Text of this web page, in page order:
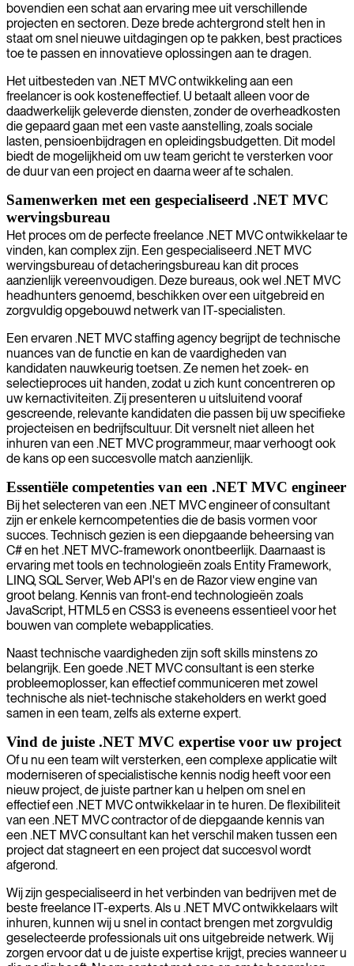
bovendien een schat aan ervaring mee uit verschillende
projecten en sectoren. Deze brede achtergrond stelt hen in
staat om snel nieuwe uitdagingen op te pakken, best practices
toe te passen en innovatieve oplossingen aan te dragen.
Het uitbesteden van .NET MVC ontwikkeling aan een
freelancer is ook kosteneffectief. U betaalt alleen voor de
daadwerkelijk geleverde diensten, zonder de overheadkosten
die gepaard gaan met een vaste aanstelling, zoals sociale
lasten, pensioenbijdragen en opleidingsbudgetten. Dit model
biedt de mogelijkheid om uw team gericht te versterken voor
de duur van een project en daarna weer af te schalen.
Samenwerken met een gespecialiseerd .NET MVC
wervingsbureau
Het proces om de perfecte freelance .NET MVC ontwikkelaar te
vinden, kan complex zijn. Een gespecialiseerd .NET MVC
wervingsbureau of detacheringsbureau kan dit proces
aanzienlijk vereenvoudigen. Deze bureaus, ook wel .NET MVC
headhunters genoemd, beschikken over een uitgebreid en
zorgvuldig opgebouwd netwerk van IT-specialisten.
Een ervaren .NET MVC staffing agency begrijpt de technische
nuances van de functie en kan de vaardigheden van
kandidaten nauwkeurig toetsen. Ze nemen het zoek- en
selectieproces uit handen, zodat u zich kunt concentreren op
uw kernactiviteiten. Zij presenteren u uitsluitend vooraf
gescreende, relevante kandidaten die passen bij uw specifieke
projecteisen en bedrijfscultuur. Dit versnelt niet alleen het
inhuren van een .NET MVC programmeur, maar verhoogt ook
de kans op een succesvolle match aanzienlijk.
Essentiële competenties van een .NET MVC engineer
Bij het selecteren van een .NET MVC engineer of consultant
zijn er enkele kerncompetenties die de basis vormen voor
succes. Technisch gezien is een diepgaande beheersing van
C# en het .NET MVC-framework onontbeerlijk. Daarnaast is
ervaring met tools en technologieën zoals Entity Framework,
LINQ, SQL Server, Web API's en de Razor view engine van
groot belang. Kennis van front-end technologieën zoals
JavaScript, HTML5 en CSS3 is eveneens essentieel voor het
bouwen van complete webapplicaties.
Naast technische vaardigheden zijn soft skills minstens zo
belangrijk. Een goede .NET MVC consultant is een sterke
probleemoplosser, kan effectief communiceren met zowel
technische als niet-technische stakeholders en werkt goed
samen in een team, zelfs als externe expert.
Vind de juiste .NET MVC expertise voor uw project
Of u nu een team wilt versterken, een complexe applicatie wilt
moderniseren of specialistische kennis nodig heeft voor een
nieuw project, de juiste partner kan u helpen om snel en
effectief een .NET MVC ontwikkelaar in te huren. De flexibiliteit
van een .NET MVC contractor of de diepgaande kennis van
een .NET MVC consultant kan het verschil maken tussen een
project dat stagneert en een project dat succesvol wordt
afgerond.
Wij zijn gespecialiseerd in het verbinden van bedrijven met de
beste freelance IT-experts. Als u .NET MVC ontwikkelaars wilt
inhuren, kunnen wij u snel in contact brengen met zorgvuldig
geselecteerde professionals uit ons uitgebreide netwerk. Wij
zorgen ervoor dat u de juiste expertise krijgt, precies wanneer u